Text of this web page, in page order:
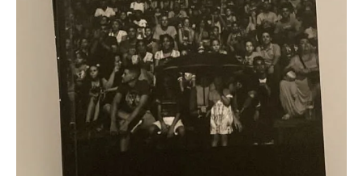
3 may 2023 1 min de lectura
Cuba
Las colas para comprar combustible en La
Habana no se eliminaron, solo cambiaron de
estrategia